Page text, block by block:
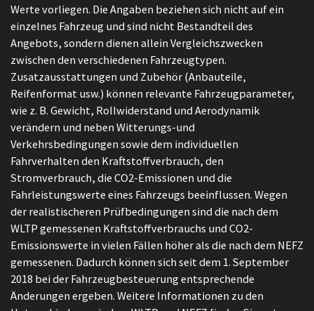
Werte vorliegen. Die Angaben beziehen sich nicht auf ein
einzelnes Fahrzeug und sind nicht Bestandteil des
Angebots, sondern dienen allein Vergleichszwecken
zwischen den verschiedenen Fahrzeugtypen.
Zusatzausstattungen und Zubehör (Anbauteile,
Reifenformat usw.) können relevante Fahrzeugparameter,
wie z. B. Gewicht, Rollwiderstand und Aerodynamik
verändern und neben Witterungs-und
Verkehrsbedingungen sowie dem individuellen
Fahrverhalten den Kraftstoffverbrauch, den
Stromverbrauch, die CO2-Emissionen und die
Fahrleistungswerte eines Fahrzeugs beeinflussen. Wegen
der realistischeren Prüfbedingungen sind die nach dem
WLTP gemessenen Kraftstoffverbrauchs und CO2-
Emissionswerte in vielen Fällen höher als die nach dem NEFZ
gemessenen. Dadurch können sich seit dem 1. September
2018 bei der Fahrzeugbesteuerung entsprechende
Änderungen ergeben. Weitere Informationen zu den